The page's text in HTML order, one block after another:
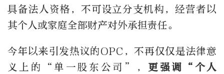
具备法人资格，不可设立分支机构，经营者以
其个人或家庭全部财产对外承担责任。
今年以来引发热议的OPC，不再仅仅是法律意
义上的“单一股东公司”， 更强调“个人